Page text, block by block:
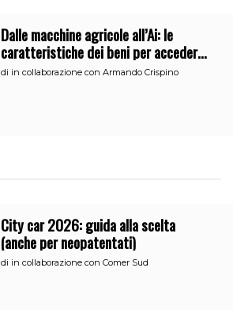
Dalle macchine agricole all’Ai: le
caratteristiche dei beni per accedere
all’iperammortamento
di in collaborazione con Armando Crispino
City car 2026: guida alla scelta
(anche per neopatentati)
di in collaborazione con Comer Sud